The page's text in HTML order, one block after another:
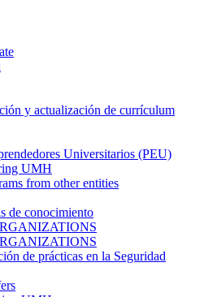
y actualización de currículum
Universitarios (PEU)
UMH
from other entities
de conocimiento
de prácticas en la Seguridad